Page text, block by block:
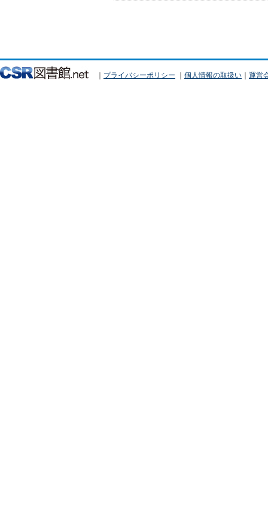
｜ プライバシーポリシー ｜ 個人情報の取扱い ｜ 運営